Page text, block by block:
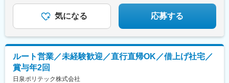
気になる 応募する
ルート営業／未経験歓迎／直行直帰OK／借上げ社宅／
賞与年2回
日泉ポリテック株式会社